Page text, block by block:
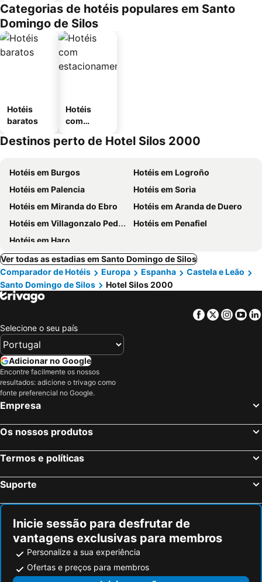
Categorias de hotéis populares em Santo
Domingo de Silos
Hotéis
baratos
Hotéis
com
mento
Destinos perto de Hotel Silos 2000
Hotéis em Burgos
Hotéis em Logroño
Hotéis em Palencia
Hotéis em Soria
Hotéis em Miranda do Ebro
Hotéis em Aranda de Duero
Hotéis em Villagonzalo Pedernales
Hotéis em Penafiel
Hotéis em Haro
Ver todas as estadias em Santo Domingo de Silos
Comparador de Hotéis
Europa Espanha
Castela e Leão
Santo Domingo de Silos
Hotel Silos 2000
Facebook
Twitter
Selecione o seu país
Adicionar no Google
Encontre facilmente os nossos
resultados: adicione o trivago como
fonte preferencial no Google.
Empresa
Os nossos produtos
Termos e políticas
Suporte
Inicie sessão para desfrutar de
vantagens exclusivas para membros
Personalize a sua experiência
Ofertas e preços para membros